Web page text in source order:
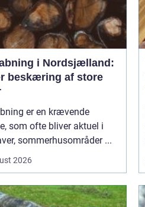
i Nordsjælland:
beskæring af store
er en krævende
som ofte bliver aktuel i
sommerhusområder ...
2026